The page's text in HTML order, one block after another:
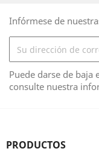
Infórmese de
Puede darse de baja
consulte nuestra
PRODUCTOS